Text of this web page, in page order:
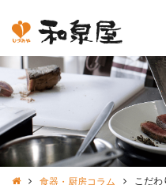
食器・厨房コラム こだわ